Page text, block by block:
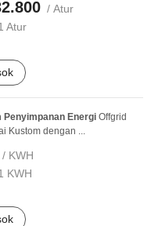
/ Atur
Atur
Penyimpanan Energi Offgrid
Kustom dengan ...
/ KWH
KWH